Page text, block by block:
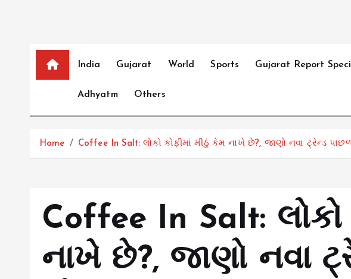
India Gujarat World Sports Gujarat Report
Adhyatm Others
Home Coffee In Salt: લોકો કોફીમાં મીઠું કેમ નાખે છે?, જાણો નવા ટ્રેન્ડ
Coffee In Salt: લોકો
નાખે છે?, જાણો નવા